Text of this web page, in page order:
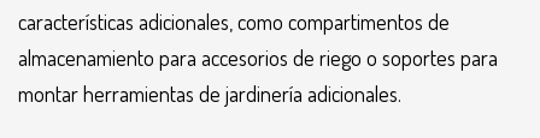
características adicionales, como compartimentos de
almacenamiento para accesorios de riego o soportes para
montar herramientas de jardinería adicionales.